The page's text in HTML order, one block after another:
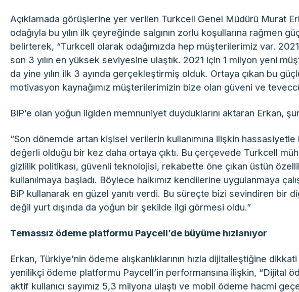
Açıklamada görüşlerine yer verilen Turkcell Genel Müdürü Murat
odağıyla bu yılın ilk çeyreğinde salgının zorlu koşullarına rağmen
belirterek, “Turkcell olarak odağımızda hep müşterilerimiz var.
son 3 yılın en yüksek seviyesine ulaştık. 2021 için 1 milyon yeni
da yine yılın ilk 3 ayında gerçekleştirmiş olduk. Ortaya çıkan bu
motivasyon kaynağımız müşterilerimizin bize olan güveni ve
BiP’e olan yoğun ilgiden memnuniyet duyduklarını aktaran Erkan,
“Son dönemde artan kişisel verilerin kullanımına ilişkin
değerli olduğu bir kez daha ortaya çıktı. Bu çerçevede Turkcell
gizlilik politikası, güvenli teknolojisi, rekabette öne çıkan üstün
kullanılmaya başladı. Böylece halkımız kendilerine uygulanmaya
BiP kullanarak en güzel yanıtı verdi. Bu süreçte bizi sevindiren bir
değil yurt dışında da yoğun bir şekilde ilgi görmesi oldu.”
Temassız ödeme platformu Paycell’de büyüme hızlanıyor
Erkan, Türkiye’nin ödeme alışkanlıklarının hızla dijitalleştiğine
yenilikçi ödeme platformu Paycell’in performansına ilişkin, “Dijital
aktif kullanıcı sayımız 5,3 milyona ulaştı ve mobil ödeme hacmi